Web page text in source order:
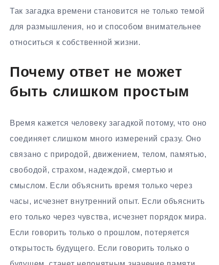
Так загадка времени становится не только темой
для размышления, но и способом внимательнее
относиться к собственной жизни.
Почему ответ не может
быть слишком простым
Время кажется человеку загадкой потому, что оно
соединяет слишком много измерений сразу. Оно
связано с природой, движением, телом, памятью,
свободой, страхом, надеждой, смертью и
смыслом. Если объяснить время только через
часы, исчезнет внутренний опыт. Если объяснить
его только через чувства, исчезнет порядок мира.
Если говорить только о прошлом, потеряется
открытость будущего. Если говорить только о